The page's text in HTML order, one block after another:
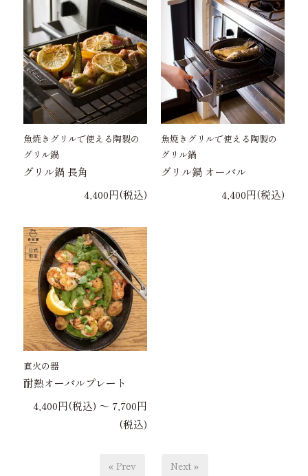
魚焼きグリルで使える陶製の
グリル鍋
グリル鍋 長角
4,400円(税込)
魚焼きグリルで使える陶製の
グリル鍋
グリル鍋 オーバル
4,400円(税込)
直火の器
耐熱オーバルプレート
4,400円(税込) 〜 7,700円
(税込)
« Prev Next »